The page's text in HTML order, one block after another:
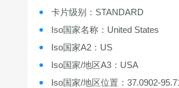
卡片级别：STANDARD
Iso国家名称：United States
Iso国家A2：US
Iso国家/地区A3：USA
Iso国家/地区位置：37.0902-